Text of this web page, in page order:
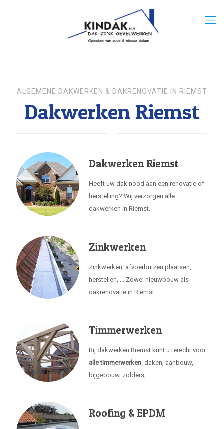
ALGEMENE DAKWERKEN & DAKRENOVATIE IN RIEMST
Dakwerken Riemst
Dakwerken Riemst
Heeft uw dak nood aan een renovatie of
herstelling? Wij verzorgen alle
dakwerken in Riemst.
Zinkwerken
Zinkwerken, afvoerbuizen plaatsen,
herstellen, ... Zowel nieuwbouw als
dakrenovatie in Riemst.
Timmerwerken
Bij dakwerken Riemst kunt u terecht voor
alle timmerwerken: daken, aanbouw,
bijgebouw, zolders, ...
Roofing & EPDM